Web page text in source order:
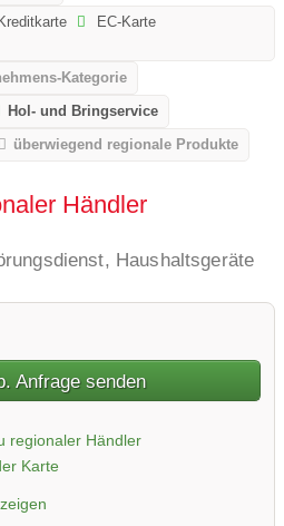
Kreditkarte
EC-Karte
Kategorie
Hol- und Bringservice
überwiegend regionale Produkte
Händler
Haushaltsgeräte
Anfrage senden
regionaler Händler
Karte